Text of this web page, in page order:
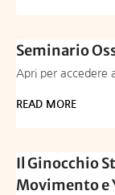
Seminario
Apri per accedere
READ MORE
Il Ginocchio
Movimento e